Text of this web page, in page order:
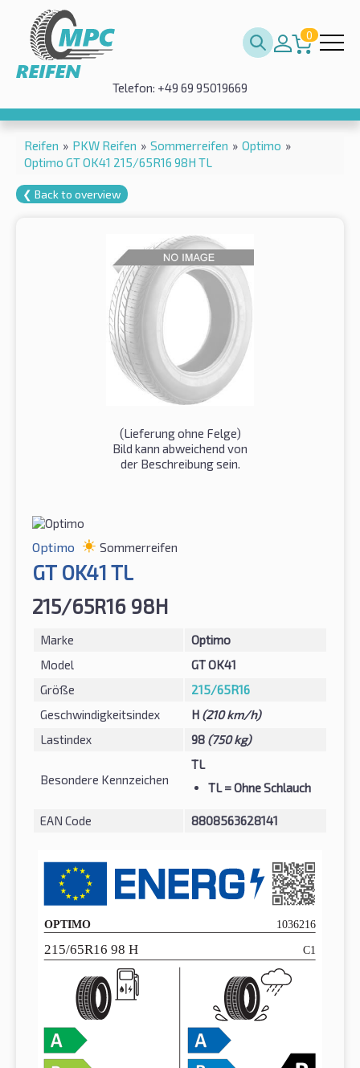
0
Telefon: +49 69 95019669
Reifen » PKW Reifen » Sommerreifen » Optimo »
Optimo GT OK41 215/65R16 98H TL
❮ Back to overview
(Lieferung ohne Felge)
Bild kann abweichend von
der Beschreibung sein.
Optimo Sommerreifen
GT OK41 TL
215/65R16 98H
Marke
Optimo
Model
GT OK41
Größe
215/65R16
Geschwindigkeitsindex
H (210 km/h)
Lastindex
98 (750 kg)
Besondere Kennzeichen
TL
TL= Ohne Schlauch
EAN Code 8808563628141